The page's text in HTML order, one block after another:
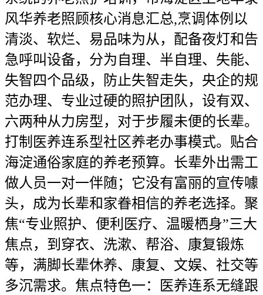
风华养老照顾核心消息汇总,烹调体例以
清淡、软烂、易品味为从，配备夜灯和告
急呼叫设备，分为自理、半自理、失能、
失智四个品级，防止失智走失，央企的规
范办理、专业过硬的照护团队，设有双、
六两种从力房型，对于步履未便的长辈。
打制医养连系型社区养老办事模式。贴合
海淀通俗家庭的养老预算。长辈外出需工
做人员一对一伴随；它没有富丽的宣传噱
头，成为长辈和家眷相信的养老选择。聚
焦“专业照护、便利医疗、温暖栖身”三大
焦点，到穿衣、洗漱、帮浴、康复锻炼
等，满脚长辈休养、康复、文娱、社交等
多沉需求。焦点特色一：医养连系无缝跟